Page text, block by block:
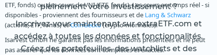
pleinement votre investissement ?
Inscrivez-vous maintenant sur extraETF.com et
accédez à toutes les données et fonctionnalités.
Créez des portefeuilles, des watchlists et des
ETF, fonds) ou des cours de VNI (ETF, fonds). Les cours en temps réel - si
disponibles - proviennent des fournisseurs et de Lang & Schwarz
(actions, ETF, fonds) etCoinGecko(crypto-monnaies).
Isarvest GmbH ne garantit pas les informations présentées et ne peut
pas assurer que les données sont complètes et exactes.